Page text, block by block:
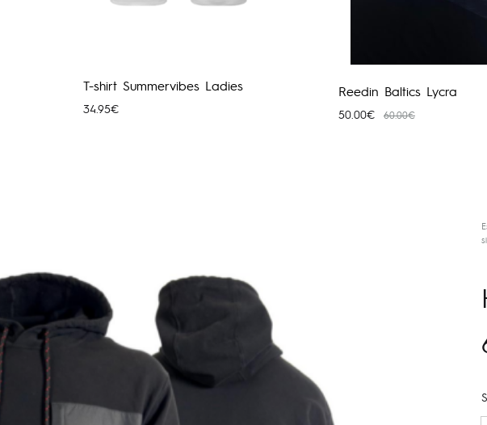
T-shirt Summervibes Ladies
34.95€
Reedin Baltics Lycra
50.00€ 60.00€